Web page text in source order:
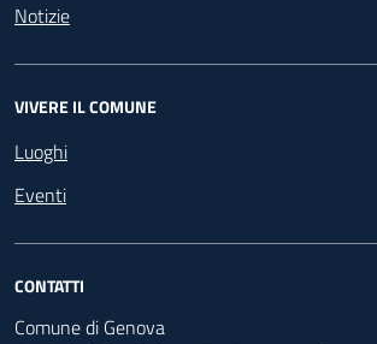
Notizie
VIVERE IL COMUNE
Luoghi
Eventi
CONTATTI
Comune di Genova